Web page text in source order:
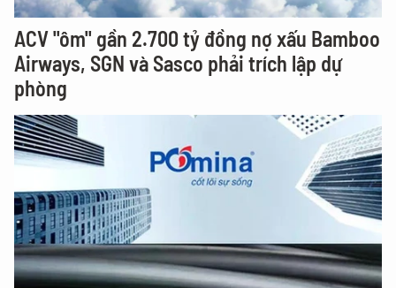
ACV "ôm" gần 2.700 tỷ đồng nợ xấu Bamboo
Airways, SGN và Sasco phải trích lập dự
phòng